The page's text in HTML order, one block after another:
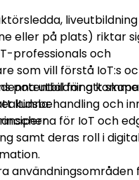
eller på plats) riktar
professionals och
som vill förstå IoT:s
potential för att skapa
och
utbildning
kunna:
för IoT och
samt deras roll i
användningsområden